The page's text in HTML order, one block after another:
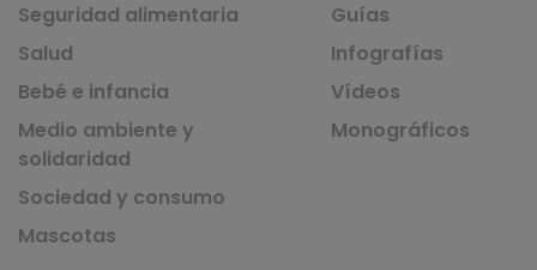
Seguridad alimentaria
Salud
Bebé e infancia
Medio ambiente y
solidaridad
Sociedad y consumo
Mascotas
Guías
Infografías
Vídeos
Monográficos